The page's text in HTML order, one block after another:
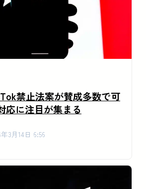
禁止法案が賛成多数で可
応に注目が集まる
年3月14日 6:56